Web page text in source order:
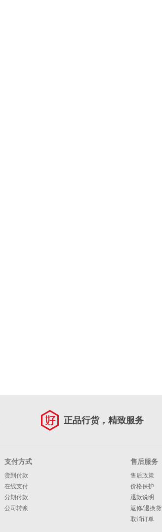
正品行货，精致服务
支付方式
货到付款
在线支付
分期付款
公司转账
售后服务
售后政策
价格保护
退款说明
返修/退换货
取消订单